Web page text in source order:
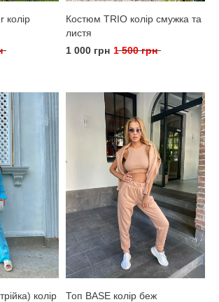
Костюм TRIO колір смужка та
листя
1 000 грн 1 500 грн
колір
Топ BASE колір беж